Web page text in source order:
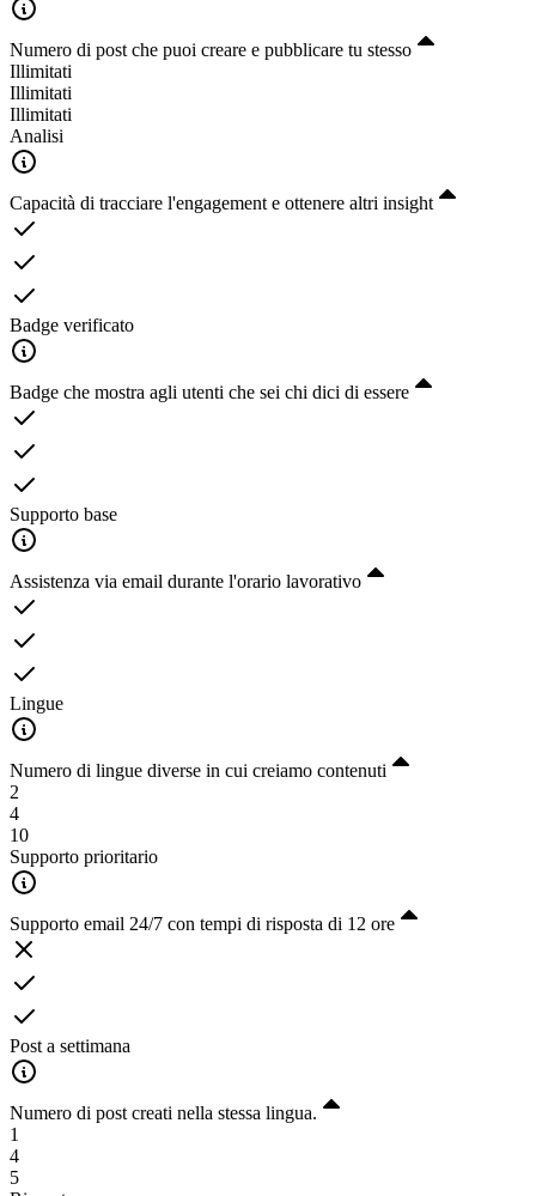
Numero di post che puoi creare e pubblicare tu stesso
Illimitati
Illimitati
Illimitati
Analisi
Capacità di tracciare l'engagement e ottenere altri insight
Badge verificato
Badge che mostra agli utenti che sei chi dici di essere
Supporto base
Assistenza via email durante l'orario lavorativo
Lingue
Numero di lingue diverse in cui creiamo contenuti
2
4
10
Supporto prioritario
Supporto email 24/7 con tempi di risposta di 12 ore
Post a settimana
Numero di post creati nella stessa lingua.
1
4
5